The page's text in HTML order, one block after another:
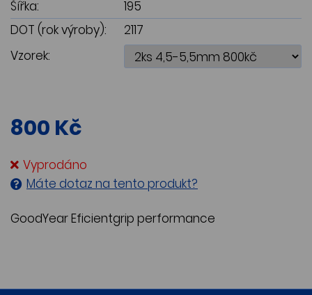
Šířka:
195
DOT (rok výroby):
2117
Vzorek:
800 Kč
Vyprodáno
Máte dotaz na tento produkt?
GoodYear Eficientgrip performance